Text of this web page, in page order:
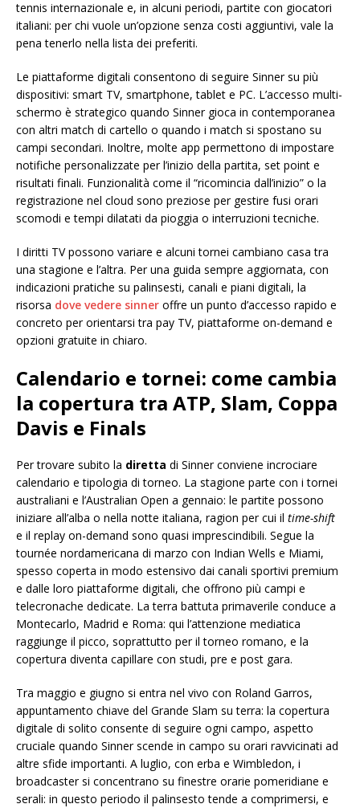
tennis internazionale e, in alcuni periodi, partite con giocatori
italiani: per chi vuole un’opzione senza costi aggiuntivi, vale la
pena tenerlo nella lista dei preferiti.
Le piattaforme digitali consentono di seguire Sinner su più
dispositivi: smart TV, smartphone, tablet e PC. L’accesso multi-
schermo è strategico quando Sinner gioca in contemporanea
con altri match di cartello o quando i match si spostano su
campi secondari. Inoltre, molte app permettono di impostare
notifiche personalizzate per l’inizio della partita, set point e
risultati finali. Funzionalità come il “ricomincia dall’inizio” o la
registrazione nel cloud sono preziose per gestire fusi orari
scomodi e tempi dilatati da pioggia o interruzioni tecniche.
I diritti TV possono variare e alcuni tornei cambiano casa tra
una stagione e l’altra. Per una guida sempre aggiornata, con
indicazioni pratiche su palinsesti, canali e piani digitali, la
risorsa dove vedere sinner offre un punto d’accesso rapido e
concreto per orientarsi tra pay TV, piattaforme on-demand e
opzioni gratuite in chiaro.
Calendario e tornei: come cambia
la copertura tra ATP, Slam, Coppa
Davis e Finals
Per trovare subito la diretta di Sinner conviene incrociare
calendario e tipologia di torneo. La stagione parte con i tornei
australiani e l’Australian Open a gennaio: le partite possono
iniziare all’alba o nella notte italiana, ragion per cui il time-shift
e il replay on-demand sono quasi imprescindibili. Segue la
tournée nordamericana di marzo con Indian Wells e Miami,
spesso coperta in modo estensivo dai canali sportivi premium
e dalle loro piattaforme digitali, che offrono più campi e
telecronache dedicate. La terra battuta primaverile conduce a
Montecarlo, Madrid e Roma: qui l’attenzione mediatica
raggiunge il picco, soprattutto per il torneo romano, e la
copertura diventa capillare con studi, pre e post gara.
Tra maggio e giugno si entra nel vivo con Roland Garros,
appuntamento chiave del Grande Slam su terra: la copertura
digitale di solito consente di seguire ogni campo, aspetto
cruciale quando Sinner scende in campo su orari ravvicinati ad
altre sfide importanti. A luglio, con erba e Wimbledon, i
broadcaster si concentrano su finestre orarie pomeridiane e
serali: in questo periodo il palinsesto tende a comprimersi, e